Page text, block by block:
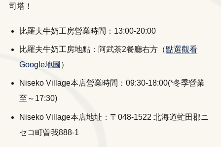
司塔！
比羅夫牛奶工房營業時間：13:00-20:00
比羅夫牛奶工房地點：阿武茶2餐廳右方（點選觀看
Google地圖 ）
Niseko Village本店營業時間：09:30-18:00(*冬季營業
至～17:30)
Niseko Village本店地址：〒048-1522 北海道虻田郡ニ
セコ町曽我888-1